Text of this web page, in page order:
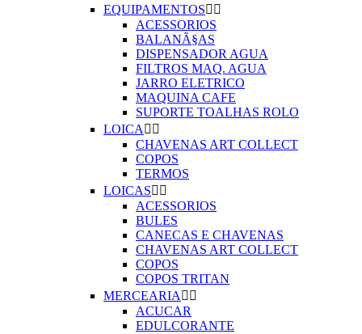
EQUIPAMENTOS 
ACESSORIOS
BALANÃ§AS
DISPENSADOR AGUA
FILTROS MAQ. AGUA
JARRO ELETRICO
MAQUINA CAFE
SUPORTE TOALHAS ROLO
LOICA  
CHAVENAS ART COLLECT
COPOS
TERMOS
LOICAS 
ACESSORIOS
BULES
CANECAS E CHAVENAS
CHAVENAS ART COLLECT
COPOS
COPOS TRITAN
MERCEARIA  
ACUCAR
EDULCORANTE